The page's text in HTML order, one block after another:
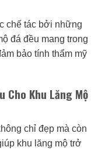
chế tác bởi những
đá đều mang trong
bảo tính thẩm mỹ
Cho Khu Lăng Mộ
chỉ đẹp mà còn
khu lăng mộ trở